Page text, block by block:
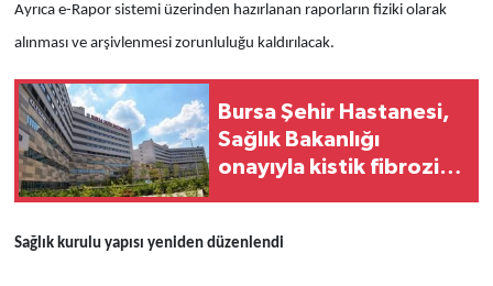
Ayrıca e-Rapor sistemi üzerinden hazırlanan raporların fiziki olarak
alınması ve arşivlenmesi zorunluluğu kaldırılacak.
Bursa Şehir Hastanesi,
Sağlık Bakanlığı
onayıyla kistik fibrozis
Sağlık kurulu yapısı yeniden düzenlendi